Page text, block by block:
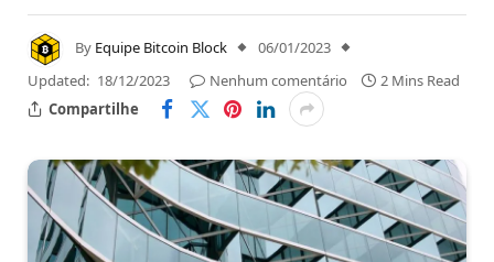
By Equipe Bitcoin Block
06/01/2023
Updated: 18/12/2023 Nenhum comentário
2 Mins Read
Compartilhe